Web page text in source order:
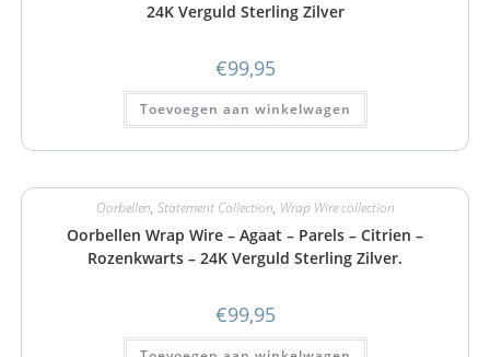
24K Verguld Sterling Zilver
€99,95
Toevoegen aan winkelwagen
Oorbellen, Statement Collection, Wrap Wire collection
Oorbellen Wrap Wire – Agaat – Parels – Citrien –
Rozenkwarts – 24K Verguld Sterling Zilver.
€99,95